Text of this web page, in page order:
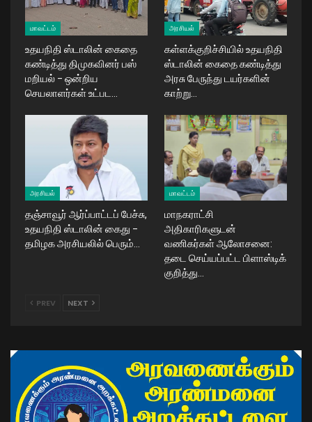
மாவட்டம்
உதயநிதி ஸ்டாலின் கைதை
கண்டித்து திமுகவினர் பஸ்
மறியல் – ஒன்றிய
செயலாளர்கள் உட்பட…
அரசியல்
கள்ளக்குறிச்சியில் உதயநிதி
ஸ்டாலின் கைதை கண்டித்து
அரசு பேருந்து டயர்களின்
காற்று…
அரசியல்
தஞ்சாவூர் ஆர்ப்பாட்டப் பேச்சு,
உதயநிதி ஸ்டாலின் கைது –
தமிழக அரசியலில் பெரும்…
மாவட்டம்
மாநகராட்சி
அதிகாரிகளுடன்
வணிகர்கள் ஆலோசனை:
தடை செய்யப்பட்ட பிளாஸ்டிக்
குறித்து…
PREV NEXT